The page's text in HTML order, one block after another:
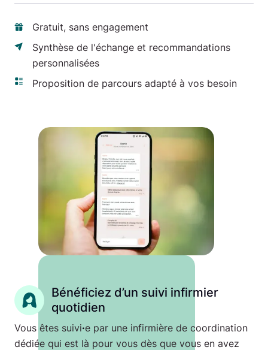
Gratuit, sans engagement
Synthèse de l'échange et recommandations
personnalisées
Proposition de parcours adapté à vos besoin
Bénéficiez d’un suivi infirmier
quotidien
Vous êtes suivi·e par une infirmière de coordination
dédiée qui est là pour vous dès que vous en avez